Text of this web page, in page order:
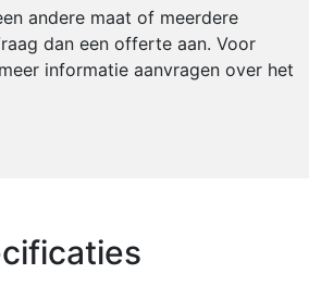
andere maat of meerdere
dan een offerte aan. Voor
informatie aanvragen over het